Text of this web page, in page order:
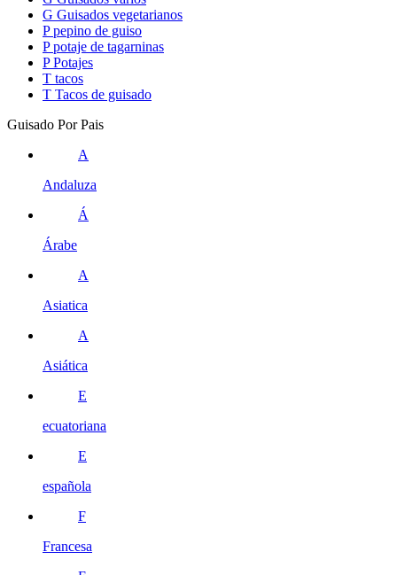
G Guisados vegetarianos
P pepino de guiso
P potaje de tagarninas
P Potajes
T tacos
T Tacos de guisado
Guisado Por Pais
A
Andaluza
Á
Árabe
A
Asiatica
A
Asiática
E
ecuatoriana
E
española
F
Francesa